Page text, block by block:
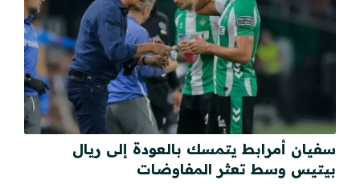
سفيان أمرابط يتمسك بالعودة إلى ريال
بيتيس وسط تعثر المفاوضات